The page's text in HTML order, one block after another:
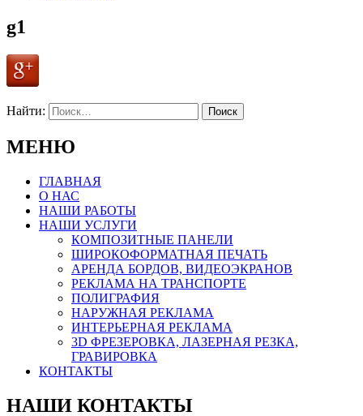
g1
Найти:
МЕНЮ
ГЛАВНАЯ
О НАС
НАШИ РАБОТЫ
НАШИ УСЛУГИ
КОМПОЗИТНЫЕ ПАНЕЛИ
ШИРОКОФОРМАТНАЯ ПЕЧАТЬ
АРЕНДА БОРДОВ, ВИДЕОЭКРАНОВ
РЕКЛАМА НА ТРАНСПОРТЕ
ПОЛИГРАФИЯ
НАРУЖНАЯ РЕКЛАМА
ИНТЕРЬЕРНАЯ РЕКЛАМА
3D ФРЕЗЕРОВКА, ЛАЗЕРНАЯ РЕЗКА,
ГРАВИРОВКА
КОНТАКТЫ
НАШИ КОНТАКТЫ